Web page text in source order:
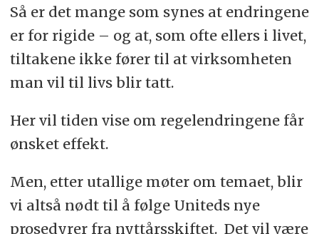
Så er det mange som synes at endringene
er for rigide – og at, som ofte ellers i livet,
tiltakene ikke fører til at virksomheten
man vil til livs blir tatt.
Her vil tiden vise om regelendringene får
ønsket effekt.
Men, etter utallige møter om temaet, blir
vi altså nødt til å følge Uniteds nye
prosedyrer fra nyttårsskiftet. Det vil være